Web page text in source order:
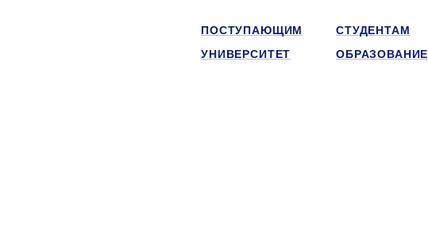
ПОСТУПАЮЩИМ СТУДЕНТАМ
УНИВЕРСИТЕТ
ОБРАЗОВАНИЕ